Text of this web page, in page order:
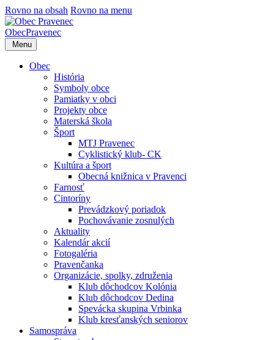
Rovno na obsah Rovno na menu
ObecPravenec
Menu
Obec
História
Symboly obce
Pamiatky v obci
Projekty obce
Materská škola
Šport
MTJ Pravenec
Cyklistický klub- CK
Kultúra a šport
Obecná knižnica v Pravenci
Farnosť
Cintoríny
Prevádzkový poriadok
Pochovávanie zosnulých
Aktuality
Kalendár akcií
Fotogaléria
Pravenčanka
Organizácie, spolky, združenia
Klub dôchodcov Kolónia
Klub dôchodcov Dedina
Spevácka skupina Vrbinka
Klub kresťanských seniorov
Samospráva